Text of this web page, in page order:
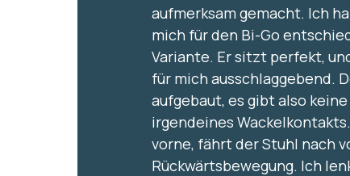
aufmerksam gemacht. Ich
mich für den Bi-Go
Variante. Er sitzt perfekt,
für mich ausschlaggebend.
aufgebaut, es gibt also
irgendeines
vorne, fährt der Stuhl nach
Rückwärtsbewegung. Ich